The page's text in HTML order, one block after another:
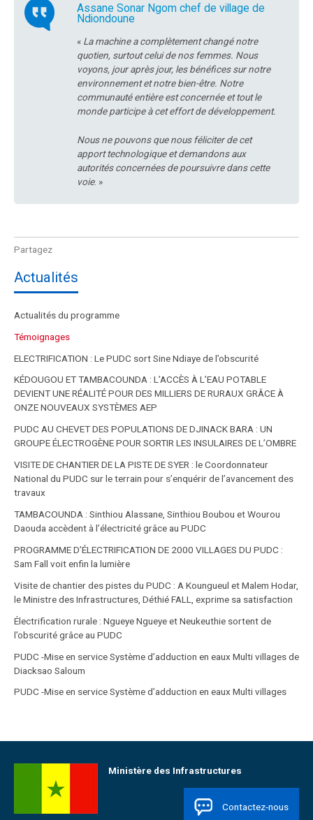
Assane Sonar Ngom chef de village de
Ndiondoune
« La machine a complètement changé notre
quotien, surtout celui de nos femmes. Nous
voyons, jour après jour, les bénéfices sur notre
environnement et notre bien-être. Notre
communauté entière est concernée et tout le
monde participe à cet effort de développement.
Nous ne pouvons que nous féliciter de cet
apport technologique et demandons aux
autorités concernées de poursuivre dans cette
voie. »
Actualités
Actualités du programme
Témoignages
ELECTRIFICATION : Le PUDC sort Sine Ndiaye de l’obscurité
KÉDOUGOU ET TAMBACOUNDA : L’ACCÈS À L’EAU POTABLE
DEVIENT UNE RÉALITÉ POUR DES MILLIERS DE RURAUX GRÂCE À
ONZE NOUVEAUX SYSTÈMES AEP
PUDC AU CHEVET DES POPULATIONS DE DJINACK BARA : UN
GROUPE ÉLECTROGÈNE POUR SORTIR LES INSULAIRES DE L’OMBRE
VISITE DE CHANTIER DE LA PISTE DE SYER : le Coordonnateur
National du PUDC sur le terrain pour s’enquérir de l’avancement des
travaux
TAMBACOUNDA : Sinthiou Alassane, Sinthiou Boubou et Wourou
Daouda accèdent à l’électricité grâce au PUDC
PROGRAMME D’ÉLECTRIFICATION DE 2000 VILLAGES DU PUDC :
Sam Fall voit enfin la lumière
Visite de chantier des pistes du PUDC : A Koungueul et Malem Hodar,
le Ministre des Infrastructures, Déthié FALL, exprime sa satisfaction
Électrification rurale : Ngueye Ngueye et Neukeuthie sortent de
l’obscurité grâce au PUDC
PUDC -Mise en service Système d’adduction en eaux Multi villages de
Diacksao Saloum
PUDC -Mise en service Système d’adduction en eaux Multi villages
Ministère des Infrastructures
Contactez-nous